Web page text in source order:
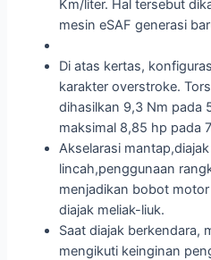
Km/liter. Hal tersebut
mesin eSAF generasi
Di atas kertas,
karakter overstroke.
dihasilkan 9,3 Nm pada
maksimal 8,85 hp pada
Akselarasi
lincah,penggunaan
menjadikan bobot
diajak meliak-liuk.
Saat diajak berkendara,
mengikuti keinginan